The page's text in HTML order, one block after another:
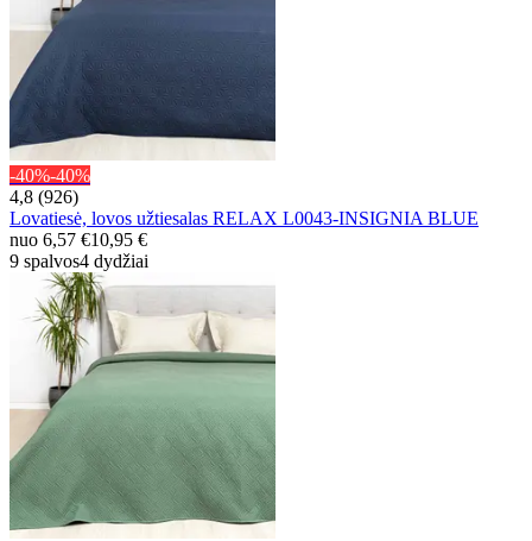
-40%-40%
4,8 (926)
Lovatiesė, lovos užtiesalas RELAX L0043-INSIGNIA BLUE
nuo 6,57 €10,95 €
9 spalvos4 dydžiai